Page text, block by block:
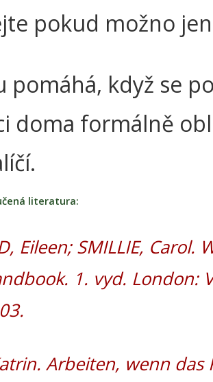
pokud možno
pomáhá, když se
doma formálně
literatura:
Eileen; SMILLIE, Carol.
1. vyd. London:
Arbeiten, wenn das